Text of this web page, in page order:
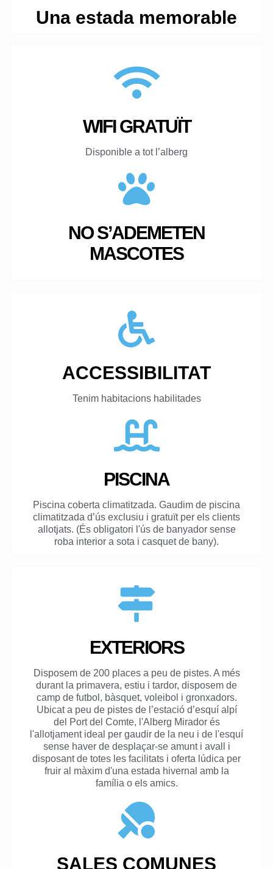
Una estada memorable
WIFI GRATUÏT
Disponible a tot l’alberg
NO S’ADEMETEN
MASCOTES
ACCESSIBILITAT
Tenim habitacions habilitades
PISCINA
Piscina coberta climatitzada. Gaudim de piscina
climatitzada d’ús exclusiu i gratuït per els clients
allotjats. (És obligatori l'ús de banyador sense
roba interior a sota i casquet de bany).
EXTERIORS
Disposem de 200 places a peu de pistes. A més
durant la primavera, estiu i tardor, disposem de
camp de futbol, bàsquet, voleibol i gronxadors.
Ubicat a peu de pistes de l’estació d’esquí alpí
del Port del Comte, l'Alberg Mirador és
l'allotjament ideal per gaudir de la neu i de l'esquí
sense haver de desplaçar-se amunt i avall i
disposant de totes les facilitats i oferta lúdica per
fruir al màxim d'una estada hivernal amb la
família o els amics.
SALES COMUNES